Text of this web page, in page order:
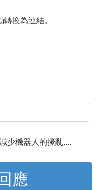
換為連結。
少機器人的擾亂....